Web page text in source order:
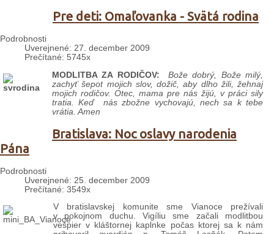
Pre deti: Omaľovanka - Svätá rodina
Podrobnosti
Uverejnené: 27. december 2009
Prečítané: 5745x
MODLITBA ZA RODIČOV:Bože dobrý, Bože milý,
zachyť šepot mojich slov,dožič, aby dlho žili,žehnaj
mojich rodičov.Otec, mama pre nás žijú,v práci sily
tratia.Keď nás zbožne vychovajú,nech sa k tebe
vrátia. Amen
Bratislava: Noc oslavy narodenia
Pána
Podrobnosti
Uverejnené: 25. december 2009
Prečítané: 3549x
V bratislavskej komunite sme Vianoce prežívali
v pokojnom duchu. Vigíliu sme začali modlitbou
vešpier v kláštornej kaplnke počas ktorej sa k nám